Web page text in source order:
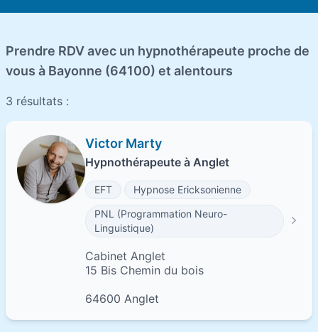
Prendre RDV avec un hypnothérapeute proche de
vous à Bayonne (64100) et alentours
3 résultats :
Victor Marty
Hypnothérapeute à Anglet
EFT
Hypnose Ericksonienne
PNL (Programmation Neuro-
Linguistique)
Cabinet Anglet
15 Bis Chemin du bois
64600 Anglet